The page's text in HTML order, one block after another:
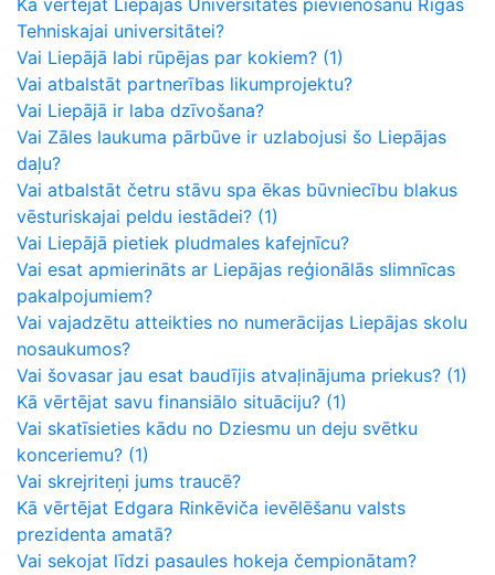
Kā vērtējat Liepājas Universitātes pievienošanu Rīgas
Tehniskajai universitātei?
Vai Liepājā labi rūpējas par kokiem? (1)
Vai atbalstāt partnerības likumprojektu?
Vai Liepājā ir laba dzīvošana?
Vai Zāles laukuma pārbūve ir uzlabojusi šo Liepājas
daļu?
Vai atbalstāt četru stāvu spa ēkas būvniecību blakus
vēsturiskajai peldu iestādei? (1)
Vai Liepājā pietiek pludmales kafejnīcu?
Vai esat apmierināts ar Liepājas reģionālās slimnīcas
pakalpojumiem?
Vai vajadzētu atteikties no numerācijas Liepājas skolu
nosaukumos?
Vai šovasar jau esat baudījis atvaļinājuma priekus? (1)
Kā vērtējat savu finansiālo situāciju? (1)
Vai skatīsieties kādu no Dziesmu un deju svētku
konceriemu? (1)
Vai skrejriteņi jums traucē?
Kā vērtējat Edgara Rinkēviča ievēlēšanu valsts
prezidenta amatā?
Vai sekojat līdzi pasaules hokeja čempionātam?